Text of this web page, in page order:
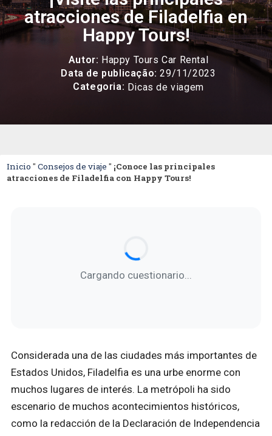
atracciones de Filadelfia en
Happy Tours!
Autor: Happy Tours Car Rental
Data de publicação: 29/11/2023
Categoria: Dicas de viagem
Inicio " Consejos de viaje " ¡Conoce las principales
atracciones de Filadelfia con Happy Tours!
Cargando cuestionario...
Considerada una de las ciudades más importantes de
Estados Unidos, Filadelfia es una urbe enorme con
muchos lugares de interés. La metrópoli ha sido
escenario de muchos acontecimientos históricos,
como la redacción de la Declaración de Independencia